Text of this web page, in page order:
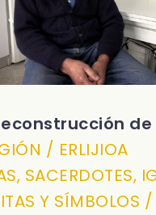
/ ERLIJIOA
SACERDOTES,
Y SÍMBOLOS